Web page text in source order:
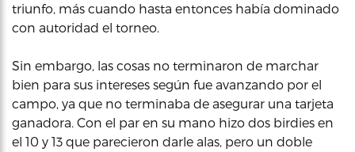
triunfo, más cuando hasta entonces había dominado
con autoridad el torneo.
Sin embargo, las cosas no terminaron de marchar
bien para sus intereses según fue avanzando por el
campo, ya que no terminaba de asegurar una tarjeta
ganadora. Con el par en su mano hizo dos birdies en
el 10 y 13 que parecieron darle alas, pero un doble